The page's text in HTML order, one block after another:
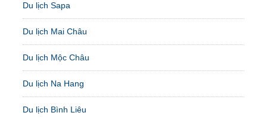
Du lịch Sapa
Du lịch Mai Châu
Du lịch Mộc Châu
Du lịch Na Hang
Du lịch Bình Liêu